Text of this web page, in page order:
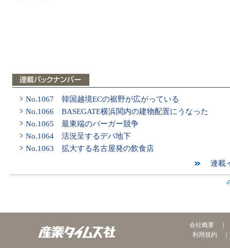
No.1067 韓国越境ECの裾野が広がっている
No.1066 BASEGATE横浜関内の建物配置にうなった
No.1065 最東端のバーガー競争
No.1064 活況呈するデパ地下
No.1063 拡大する名古屋発の飲食店
連載
会社概要
利用規約